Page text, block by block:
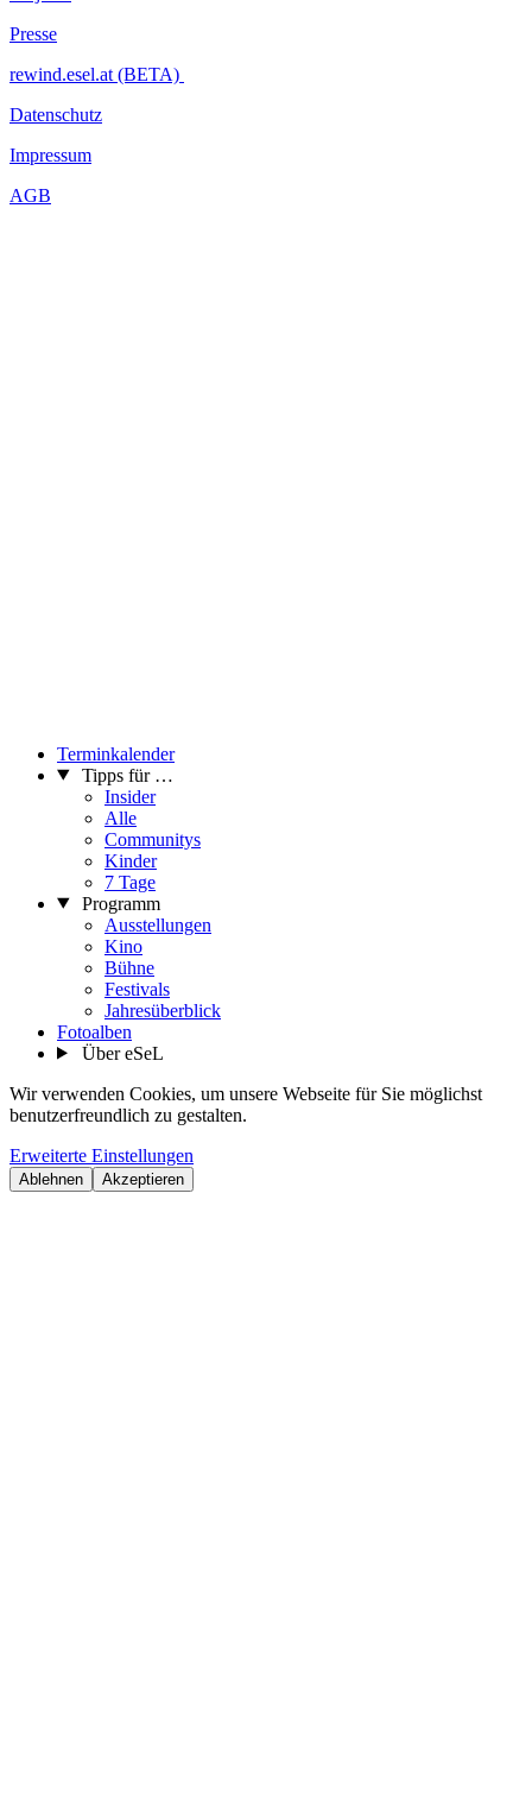
Presse
rewind.esel.at (BETA)
Datenschutz
Impressum
AGB
Terminkalender
Tipps für …
Insider
Alle
Communitys
Kinder
7 Tage
Programm
Ausstellungen
Kino
Bühne
Festivals
Jahresüberblick
Fotoalben
Über eSeL
Wir verwenden Cookies, um unsere Webseite für Sie möglichst
benutzerfreundlich zu gestalten.
Erweiterte Einstellungen
Ablehnen Akzeptieren